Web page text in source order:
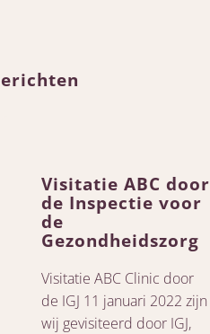
Visitatie ABC door
de Inspectie voor
de
Gezondheidszorg
Visitatie ABC Clinic door
de IGJ 11 januari 2022 zijn
wij gevisiteerd door IGJ,